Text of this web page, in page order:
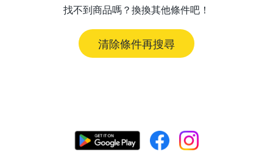
找不到商品嗎？換換其他條件吧！
清除條件再搜尋